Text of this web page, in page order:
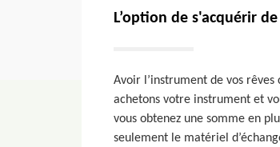
L’option de s'acquérir
Avoir l’instrument de vos rêves
achetons votre instrument et
vous obtenez une somme en
seulement le matériel